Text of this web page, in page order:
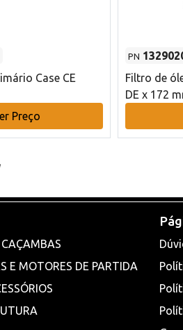
Case CE
Preço
PN
Filtro de
DE x 172
CAÇAMBAS
E MOTORES DE PARTIDA